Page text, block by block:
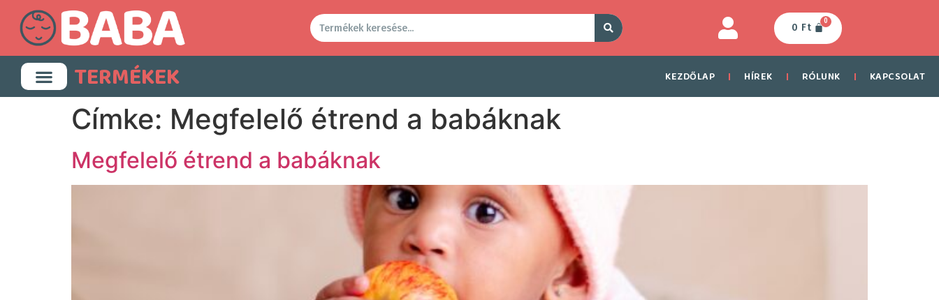
0 Ft
0
TERMÉKEK KEZDŐLAP HÍREK RÓLUNK KAPCSOLAT
Címke: Megfelelő étrend a babáknak
Megfelelő étrend a babáknak